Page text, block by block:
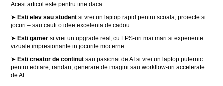
Acest articol este pentru tine daca:
➤Esti elev sau student si vrei un laptop rapid pentru scoala, proiecte si
jocuri – sau cauti o idee excelenta de cadou.
➤Esti gamer si vrei un upgrade real, cu FPS-uri mai mari si experiente
vizuale impresionante in jocurile moderne.
➤Esti creator de continut sau pasionat de AI si vrei un laptop puternic
pentru editare, randari, generare de imagini sau workflow-uri accelerate
de AI.